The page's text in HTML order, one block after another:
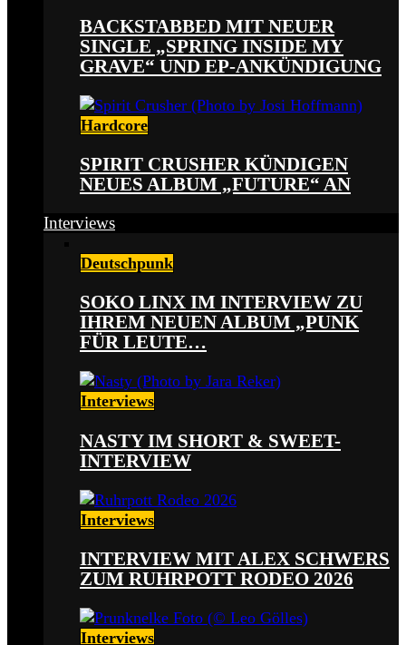
BACKSTABBED MIT NEUER
SINGLE „SPRING INSIDE MY
GRAVE“ UND EP-ANKÜNDIGUNG
Hardcore
SPIRIT CRUSHER KÜNDIGEN
NEUES ALBUM „FUTURE“ AN
Interviews
Deutschpunk
SOKO LINX IM INTERVIEW ZU
IHREM NEUEN ALBUM „PUNK
FÜR LEUTE…
Interviews
NASTY IM SHORT & SWEET-
INTERVIEW
Interviews
INTERVIEW MIT ALEX SCHWERS
ZUM RUHRPOTT RODEO 2026
Interviews